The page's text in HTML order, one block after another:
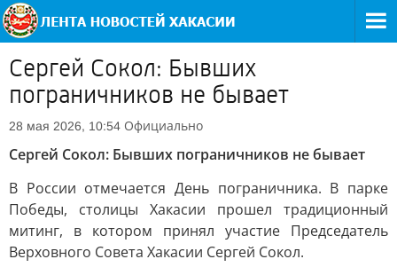
Сергей Сокол: Бывших
пограничников не бывает
28 мая 2026, 10:54 Официально
Сергей Сокол: Бывших пограничников не бывает
В России отмечается День пограничника. В парке
Победы, столицы Хакасии прошел традиционный
митинг, в котором принял участие Председатель
Верховного Совета Хакасии Сергей Сокол.